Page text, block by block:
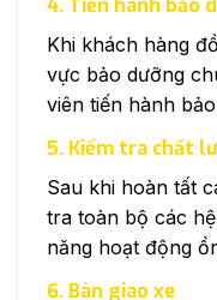
4. Tiến hành bảo
Khi khách hàng
vực bảo dưỡng
viên tiến hành
5. Kiểm tra chất
Sau khi hoàn tất
tra toàn bộ các
năng hoạt động
6. Bàn giao xe